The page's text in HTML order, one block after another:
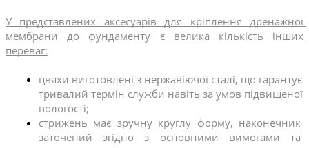
У представлених аксесуарів для кріплення дренажної
мембрани до фундаменту є велика кількість інших
переваг:
цвяхи виготовлені з нержавіючої сталі, що гарантує
тривалий термін служби навіть за умов підвищеної
вологості;
стрижень має зручну круглу форму, наконечник
заточений згідно з основними вимогами та